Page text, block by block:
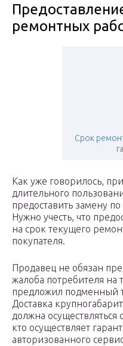
ремонтных
Срок
Как уже говорилось,
длительного
предоставить замену
Нужно учесть, что
на срок текущего
покупателя.
Продавец не обязан
жалоба потребителя на
предложил подменный
Доставка
должна
кто осуществляет
авторизованного